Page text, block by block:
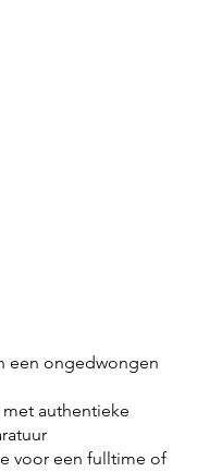
een ongedwongen
authentieke
voor een fulltime of